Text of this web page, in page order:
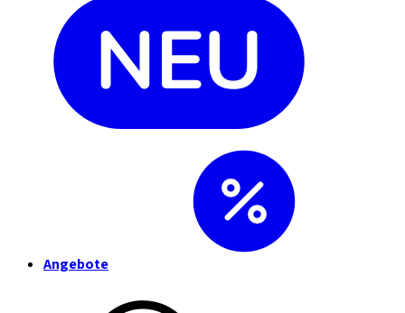
Angebote